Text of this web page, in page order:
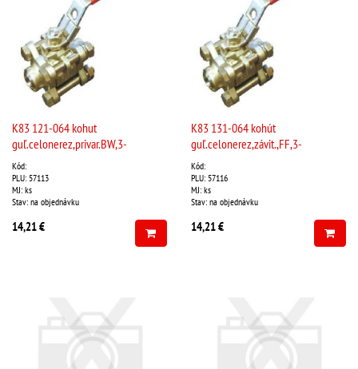
K83 121-064 kohut
guľ.celonerez,privar.BW,3-
dielny,DN010,nerez 1.4408,060mm
Kód:
PLU: 57113
MJ: ks
Stav: na objednávku
14,21 €
K83 131-064 kohút
guľ.celonerez,závit.,FF,3-
dielny,DN10,PN63,do180°C,horúca
voda
Kód:
PLU: 57116
MJ: ks
Stav: na objednávku
14,21 €